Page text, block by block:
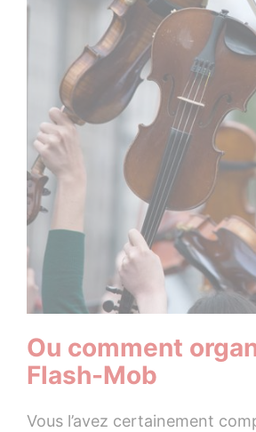
Ou comment
Flash-Mob
Vous l’avez certainement